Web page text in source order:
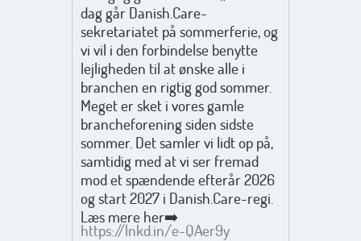
dag går Danish.Care-
sekretariatet på sommerferie, og
vi vil i den forbindelse benytte
lejligheden til at ønske alle i
branchen en rigtig god sommer.
Meget er sket i vores gamle
brancheforening siden sidste
sommer. Det samler vi lidt op på,
samtidig med at vi ser fremad
mod et spændende efterår 2026
og start 2027 i Danish.Care-regi.
Læs mere her➡️
https://lnkd.in/e-QAer9y